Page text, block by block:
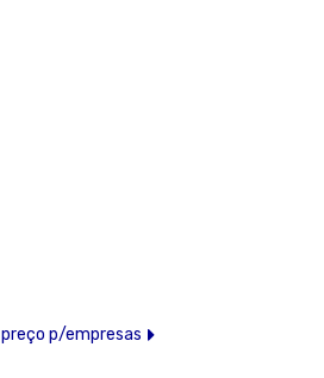
preço p/empresas